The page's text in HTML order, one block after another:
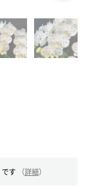
です （詳細）